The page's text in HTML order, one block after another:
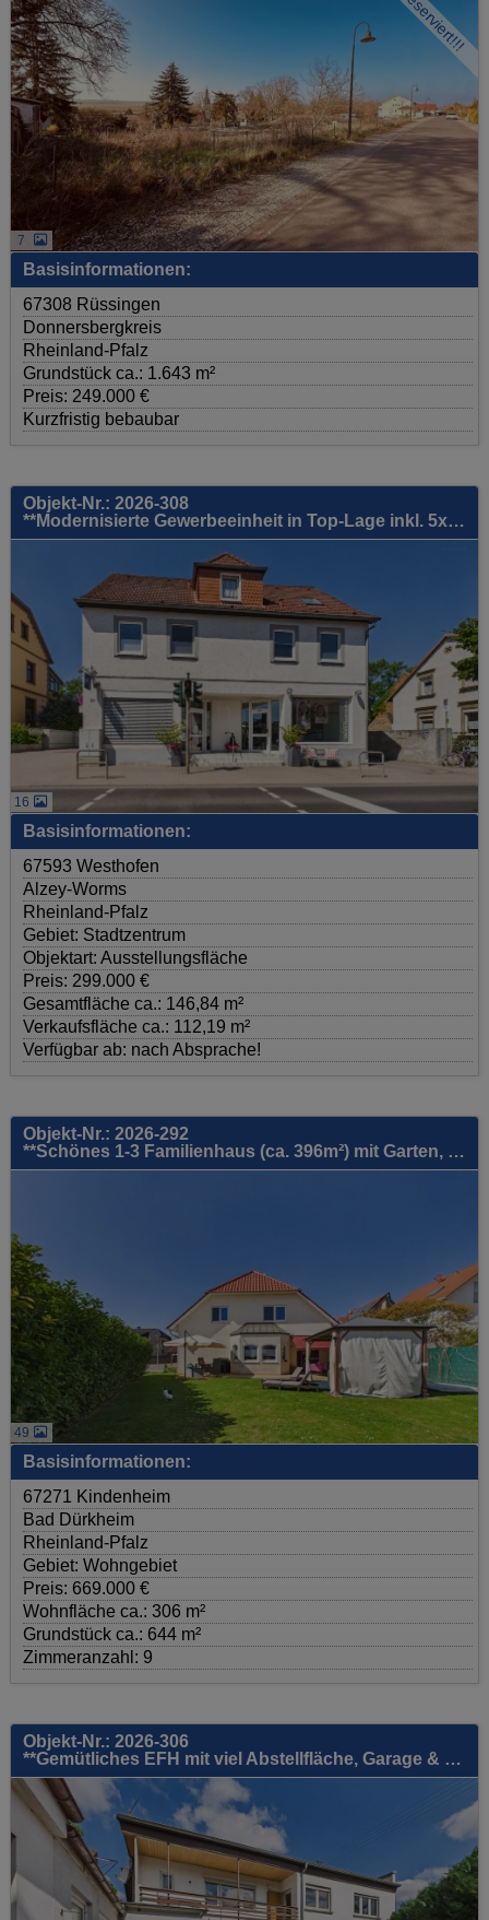
7
Reserviert!!!
Basisinformationen:
67308 Rüssingen
Donnersbergkreis
Rheinland-Pfalz
Grundstück ca.: 1.643 m²
Preis: 249.000 €
Kurzfristig bebaubar
Objekt-Nr.: 2026-308
**Modernisierte Gewerbeeinheit in Top-Lage inkl. 5x KFZ-Stellplätze (EG) - hohe Laufkundschaft!**
16
Basisinformationen:
67593 Westhofen
Alzey-Worms
Rheinland-Pfalz
Gebiet: Stadtzentrum
Objektart: Ausstellungsfläche
Preis: 299.000 €
Gesamtfläche ca.: 146,84 m²
Verkaufsfläche ca.: 112,19 m²
Verfügbar ab: nach Absprache!
Objekt-Nr.: 2026-292
**Schönes 1-3 Familienhaus (ca. 396m²) mit Garten, Garagen, uvm. - viele Möglichkeiten + tolle Lage!**
49
Basisinformationen:
67271 Kindenheim
Bad Dürkheim
Rheinland-Pfalz
Gebiet: Wohngebiet
Preis: 669.000 €
Wohnfläche ca.: 306 m²
Grundstück ca.: 644 m²
Zimmeranzahl: 9
Objekt-Nr.: 2026-306
**Gemütliches EFH mit viel Abstellfläche, Garage & guter Raumaufteilung - viel Potenzial!**